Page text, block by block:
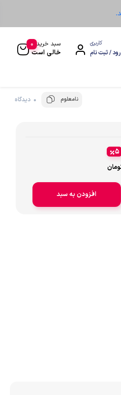
کاربری
/ ثبت نام
سبد خرید
خالی است
0
نامعلوم 0 دیدگاه
۵
افزودن به سبد